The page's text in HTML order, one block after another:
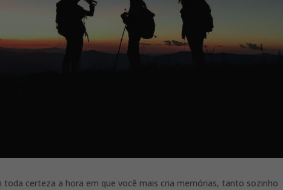
certeza a hora em que você mais cria memórias, tanto sozinho